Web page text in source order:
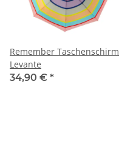
Remember Taschenschirm
Levante
34,90 € *